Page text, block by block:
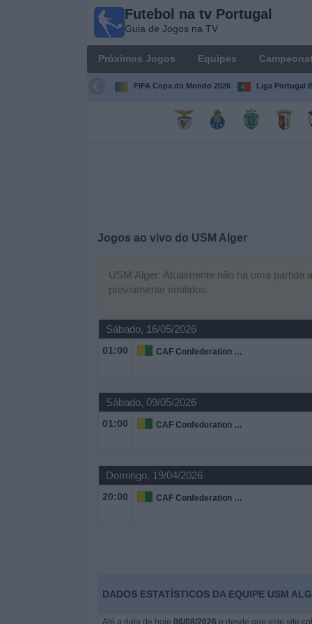
Futebol na tv Portugal
Guia de Jogos na TV
Próximos Jogos Equipes
FIFA Copa do Mondo 2026 Liga Portugal
Jogos ao vivo do USM Alger
USM Alger: Atualmente não há uma partida
previamente emitidos.
Sábado, 16/05/2026
01:00 CAF Confederation Cup
Sábado, 09/05/2026
01:00 CAF Confederation Cup
Domingo, 19/04/2026
20:00 CAF Confederation Cup
DADOS ESTATÍSTICOS DA EQUIPE USM
Até a data de hoje 06/08/2026 e desde que este site
Portugal
Jogos na TV